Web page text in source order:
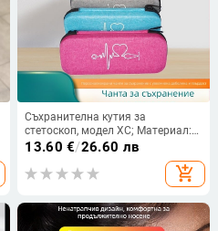
Съхранителна кутия за
стетоскоп, модел XC; Материал:
600D снежен Oxford плат;
Товароподемност: 5 кг; Процес:
офсетен печат; Приложение: за
13.60 €/26.60 лв
add_shopping_cart